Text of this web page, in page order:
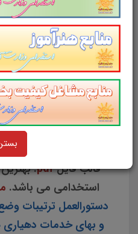
بهای خدمات
سوالات و تست
وصول عوارض محلی و
سوالات تستی
عوارض محلی و بهای
46
قالب فایلpdf
.
استخدامی می باشد.
دستورالعمل ترتیبات
و بهای خدمات دهیاری